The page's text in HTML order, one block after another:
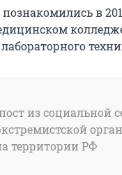
в
из социальной
территории РФ